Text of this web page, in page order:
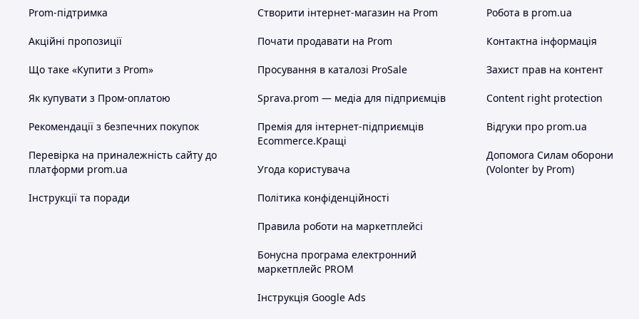
При замовленні потрібно вказати:
Код / артикул товару.
Вибраний перевізник.
Номер відділення для Нової Пошти або індекс для Укрпошти.
одержувача.
=== Оплата. ===
Варіанти оплати.
1.ПРОМоплата, детальніше ==>.
тільки, вартість лота на карту Приватбанку, я висилаю Вам посилку. При
Тільки для Нової Пошти та Укрпошти. Післяплата з мінімальною передоплатою
в 100 гривень. Ви оплачуєте 100 гривень на карту Приватбанку, я відсилаю Вам
вартість лота з вирахуванням 100 гривень + комісію за зворотну пересилку
Prom-підтримка
Акційні пропозиції
Що таке «Купити з Prom»
Як купувати з Пром-оплатою
Рекомендації з безпечних покупок
Перевірка на приналежність сайту до
платформи prom.ua
Інструкції та поради
Створити інтернет-магазин на Prom
Почати продавати на Prom
Просування в каталозі ProSale
Sprava.prom — медіа для підприємців
Премія для інтернет-підприємців
Ecommerce.Кращі
Угода користувача
Політика конфіденційності
Правила роботи на маркетплейсі
Бонусна програма електронний
маркетплейс PROM
Інструкція Google Ads
Робота в prom.ua
Контактна інформація
Захист прав на контент
Content right protection
Відгуки про prom.ua
Допомога Силам оборони
(Volonter by Prom)